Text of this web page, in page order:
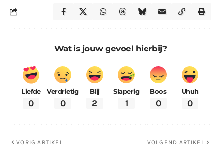
Wat is jouw gevoel hierbij?
Liefde
0
Verdrietig
0
Blij
2
Slaperig
1
Boos
0
Uhuh
0
VORIG ARTIKEL VOLGEND ARTIKEL